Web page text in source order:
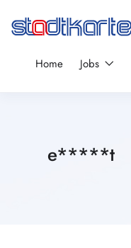
Home Jobs
e*****t